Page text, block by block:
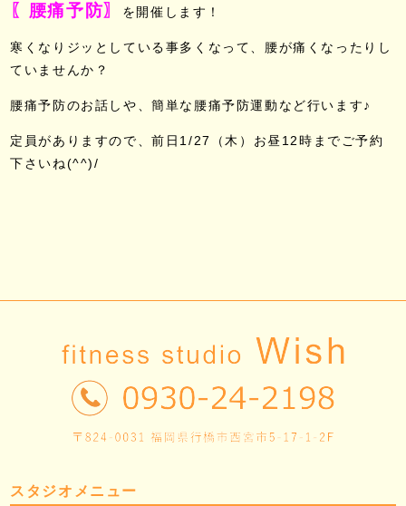
〖腰痛予防〗
を開催します！
寒くなりジッとしている事多くなって、腰が痛くなったりし
ていませんか？
腰痛予防のお話しや、簡単な腰痛予防運動など行います♪
定員がありますので、前日1/27（木）お昼12時までご予約
下さいね(^^)/
スタジオメニュー